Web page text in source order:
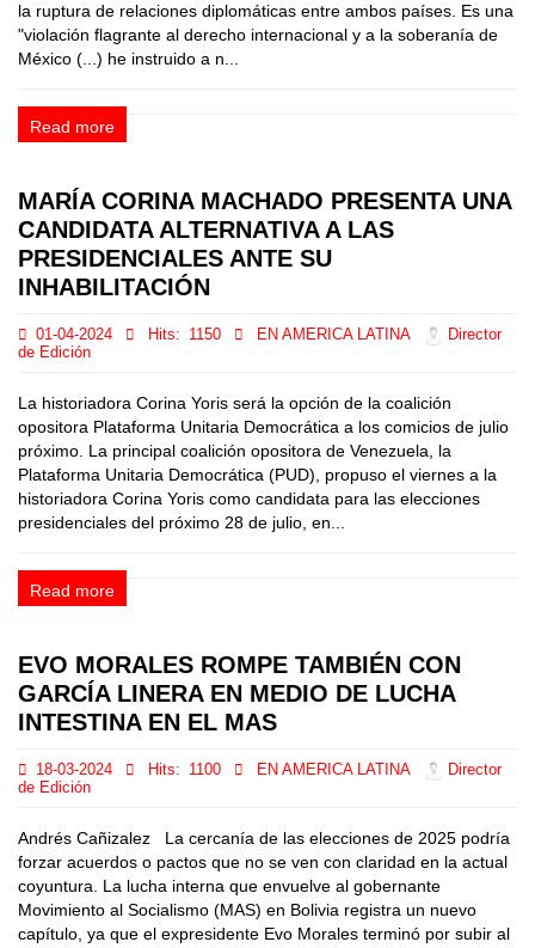
la ruptura de relaciones diplomáticas entre ambos países. Es una
"violación flagrante al derecho internacional y a la soberanía de
México (...) he instruido a n...
Read more
MARÍA CORINA MACHADO PRESENTA UNA
CANDIDATA ALTERNATIVA A LAS
PRESIDENCIALES ANTE SU
INHABILITACIÓN
01-04-2024 Hits: 1150 EN AMERICA LATINA
Director
de Edición
La historiadora Corina Yoris será la opción de la coalición
opositora Plataforma Unitaria Democrática a los comicios de julio
próximo. La principal coalición opositora de Venezuela, la
Plataforma Unitaria Democrática (PUD), propuso el viernes a la
historiadora Corina Yoris como candidata para las elecciones
presidenciales del próximo 28 de julio, en...
Read more
EVO MORALES ROMPE TAMBIÉN CON
GARCÍA LINERA EN MEDIO DE LUCHA
INTESTINA EN EL MAS
18-03-2024 Hits: 1100 EN AMERICA LATINA
Director
de Edición
Andrés Cañizalez La cercanía de las elecciones de 2025 podría
forzar acuerdos o pactos que no se ven con claridad en la actual
coyuntura. La lucha interna que envuelve al gobernante
Movimiento al Socialismo (MAS) en Bolivia registra un nuevo
capítulo, ya que el expresidente Evo Morales terminó por subir al